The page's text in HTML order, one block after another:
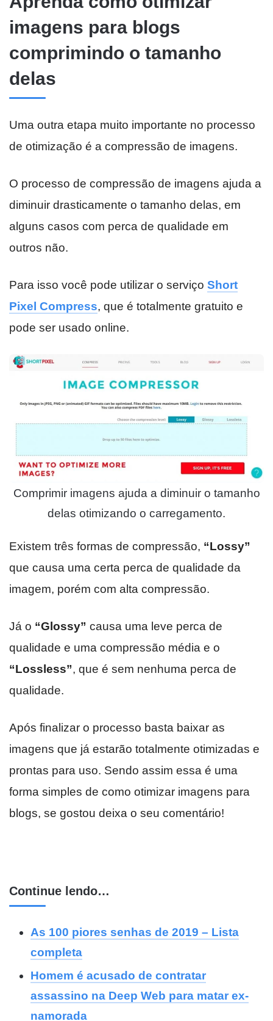
imagens para blogs
comprimindo o tamanho
delas
Uma outra etapa muito importante no processo
de otimização é a compressão de imagens.
O processo de compressão de imagens ajuda a
diminuir drasticamente o tamanho delas, em
alguns casos com perca de qualidade em
outros não.
Para isso você pode utilizar o serviço Short
Pixel Compress, que é totalmente gratuito e
pode ser usado online.
Comprimir imagens ajuda a diminuir o tamanho
delas otimizando o carregamento.
Existem três formas de compressão, “Lossy”
que causa uma certa perca de qualidade da
imagem, porém com alta compressão.
Já o “Glossy” causa uma leve perca de
qualidade e uma compressão média e o
“Lossless”, que é sem nenhuma perca de
qualidade.
Após finalizar o processo basta baixar as
imagens que já estarão totalmente otimizadas e
prontas para uso. Sendo assim essa é uma
forma simples de como otimizar imagens para
blogs, se gostou deixa o seu comentário!
Continue lendo…
As 100 piores senhas de 2019 – Lista
completa
Homem é acusado de contratar
assassino na Deep Web para matar ex-
namorada